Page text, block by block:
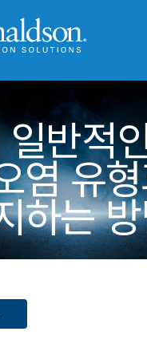
반적
염 유
하는